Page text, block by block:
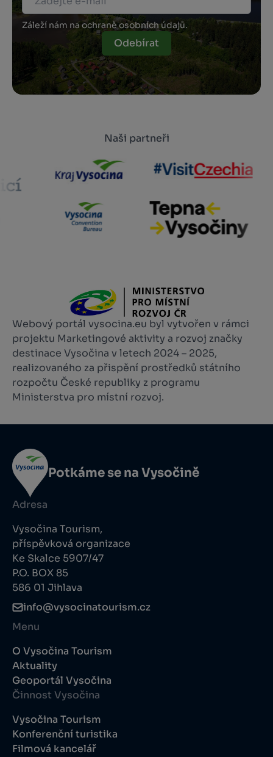
Záleží nám na ochraně osobních údajů.
Odebírat
Naši partneři
Webový portál vysocina.eu byl vytvořen v rámci
projektu Marketingové aktivity a rozvoj značky
destinace Vysočina v letech 2024 – 2025,
realizovaného za přispění prostředků státního
rozpočtu České republiky z programu
Ministerstva pro místní rozvoj.
Potkáme se na Vysočině
Adresa
Vysočina Tourism,
příspěvková organizace
Ke Skalce 5907/47
P.O. BOX 85
586 01 Jihlava
info@vysocinatourism.cz
Menu
O Vysočina Tourism
Aktuality
Geoportál Vysočina
Činnost Vysočina
Vysočina Tourism
Konferenční turistika
Filmová kancelář